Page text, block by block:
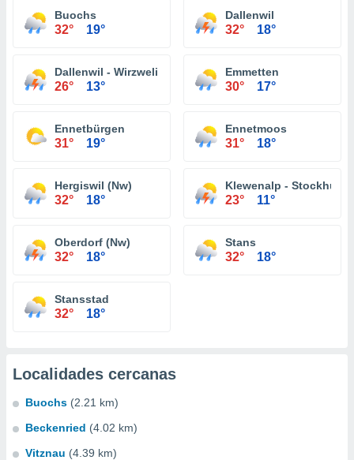
Buochs
32° 19°
Dallenwil
32° 18°
Dallenwil - Wirzweli
26° 13°
Emmetten
30° 17°
Ennetbürgen
31° 19°
Ennetmoos
31° 18°
Hergiswil (Nw)
32° 18°
Klewenalp - Stockhütte
23° 11°
Oberdorf (Nw)
32° 18°
Stans
32° 18°
Stansstad
32° 18°
Localidades cercanas
Buochs (2.21 km)
Beckenried (4.02 km)
Vitznau (4.39 km)